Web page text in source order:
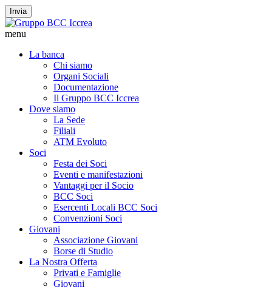
Invia
menu
La banca
Chi siamo
Organi Sociali
Documentazione
Il Gruppo BCC Iccrea
Dove siamo
La Sede
Filiali
ATM Evoluto
Soci
Festa dei Soci
Eventi e manifestazioni
Vantaggi per il Socio
BCC Soci
Esercenti Locali BCC Soci
Convenzioni Soci
Giovani
Associazione Giovani
Borse di Studio
La Nostra Offerta
Privati e Famiglie
Giovani